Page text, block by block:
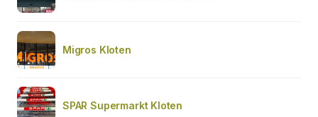
Migros Kloten
SPAR Supermarkt Kloten